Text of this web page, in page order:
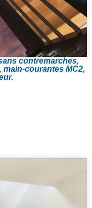
contremarches,
main-courantes MC2,